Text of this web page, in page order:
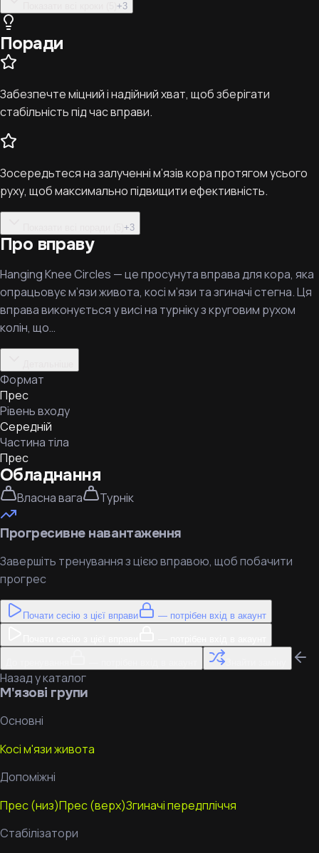
+3
Поради
Забезпечте міцний і надійний хват, щоб зберігати
стабільність під час вправи.
Зосередьтеся на залученні м’язів кора протягом усього
руху, щоб максимально підвищити ефективність.
+3
Про вправу
Hanging Knee Circles — це просунута вправа для кора, яка
опрацьовує м’язи живота, косі м’язи та згиначі стегна. Ця
вправа виконується у висі на турніку з круговим рухом
колін, що…
Формат
Прес
Рівень входу
Середній
Частина тіла
Прес
Обладнання
Власна вага Турнік
Прогресивне навантаження
Завершіть тренування з цією вправою, щоб побачити
прогрес
Почати сесію з цієї вправи — потрібен вхід в акаунт
Назад у каталог
М'язові групи
Основні
Косі м'язи живота
Допоміжні
Прес (низ)Прес (верх)Згиначі передпліччя
Стабілізатори